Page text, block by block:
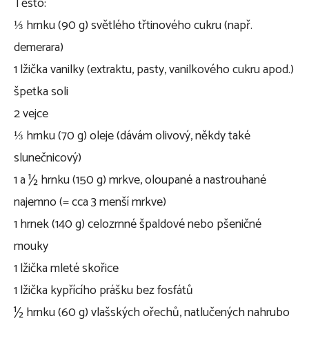
⅓ hrnku (90 g) světlého třtinového cukru (např.
demerara)
1 lžička vanilky (extraktu, pasty, vanilkového cukru apod.)
špetka soli
2 vejce
⅓ hrnku (70 g) oleje (dávám olivový, někdy také
slunečnicový)
1 a ½ hrnku (150 g) mrkve, oloupané a nastrouhané
najemno (= cca 3 menší mrkve)
1 hrnek (140 g) celozrnné špaldové nebo pšeničné
mouky
1 lžička mleté skořice
1 lžička kypřícího prášku bez fosfátů
½ hrnku (60 g) vlašských ořechů, natlučených nahrubo